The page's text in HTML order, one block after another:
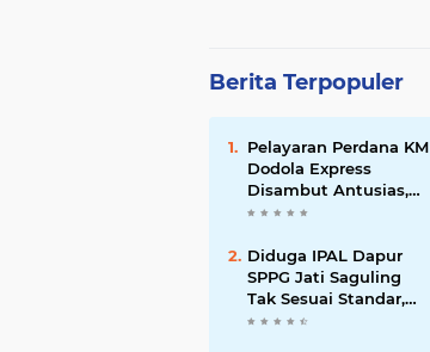
Berita Terpopuler
Pelayaran Perdana KM
Dodola Express
Disambut Antusias,
Baling-Baling Segera
Diduga IPAL Dapur
SPPG Jati Saguling
Tak Sesuai Standar,
Warga Keluhkan